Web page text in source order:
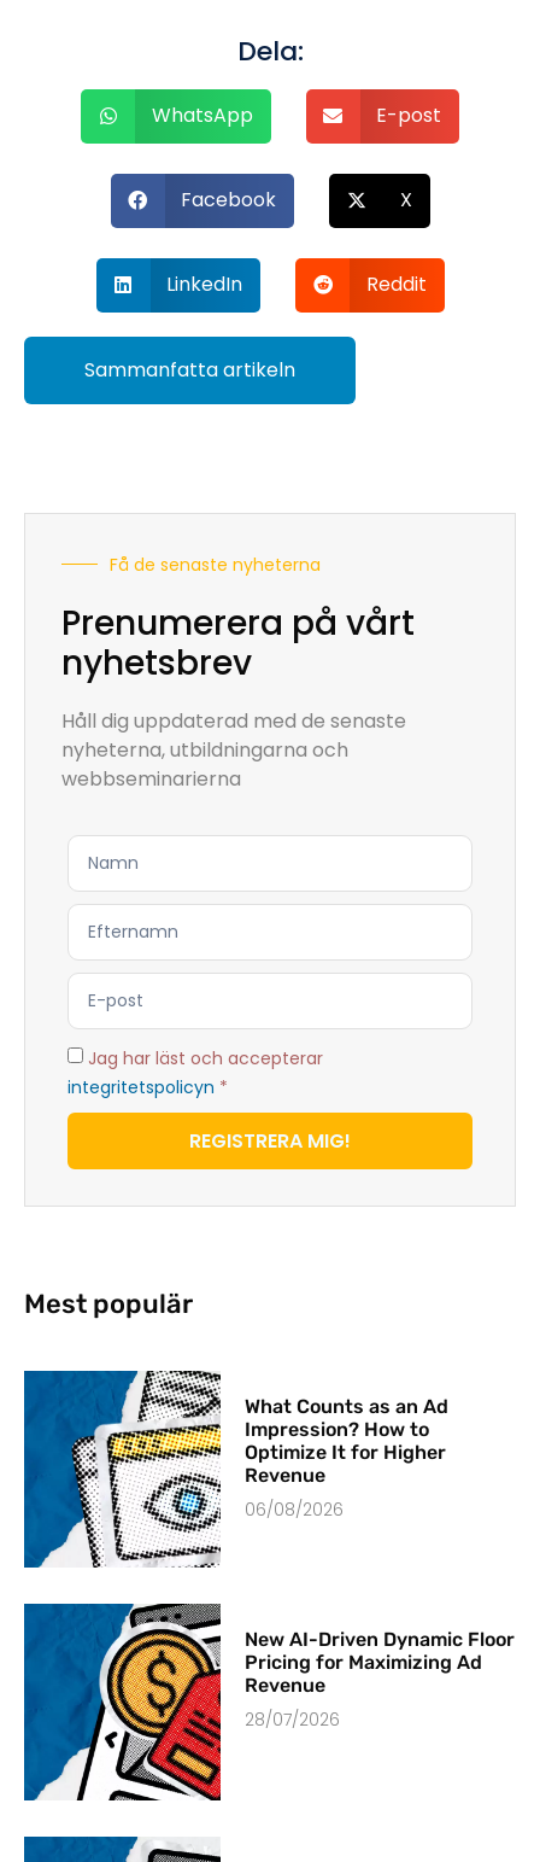
Dela:
WhatsApp E-post
Facebook X
LinkedIn Reddit
Sammanfatta artikeln
Få de senaste nyheterna
Prenumerera på vårt
nyhetsbrev
Håll dig uppdaterad med de senaste
nyheterna, utbildningarna och
webbseminarierna
Jag har läst och accepterar
integritetspolicyn *
REGISTRERA MIG!
Mest populär
What Counts as an Ad
Impression? How to
Optimize It for Higher
Revenue
06/08/2026
New AI-Driven Dynamic Floor
Pricing for Maximizing Ad
Revenue
28/07/2026